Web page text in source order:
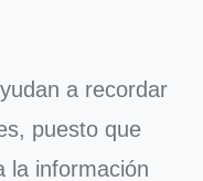
a recordar
puesto que
la información